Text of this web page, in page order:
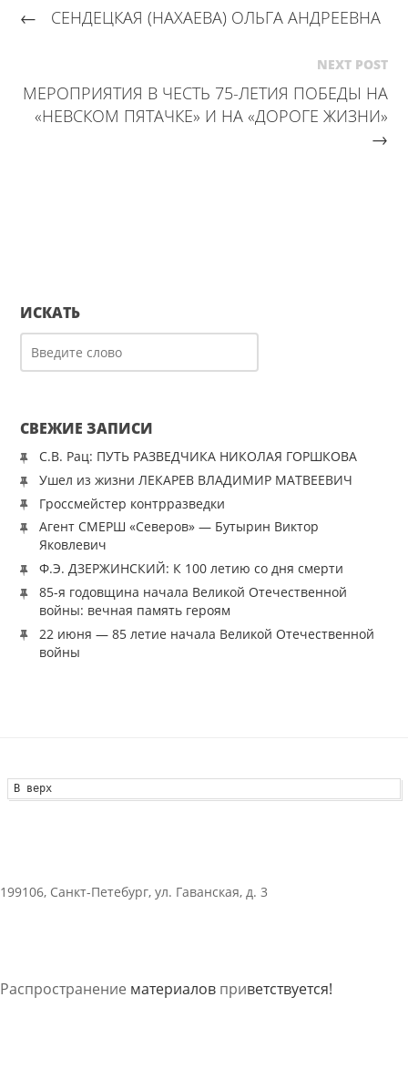
← СЕНДЕЦКАЯ (НАХАЕВА) ОЛЬГА АНДРЕЕВНА
NEXT POST
МЕРОПРИЯТИЯ В ЧЕСТЬ 75-ЛЕТИЯ ПОБЕДЫ НА
«НЕВСКОМ ПЯТАЧКЕ» И НА «ДОРОГЕ ЖИЗНИ»
→
ИСКАТЬ
СВЕЖИЕ ЗАПИСИ
С.В. Рац: ПУТЬ РАЗВЕДЧИКА НИКОЛАЯ ГОРШКОВА
Ушел из жизни ЛЕКАРЕВ ВЛАДИМИР МАТВЕЕВИЧ
Гроссмейстер контрразведки
Агент СМЕРШ «Северов» — Бутырин Виктор
Яковлевич
Ф.Э. ДЗЕРЖИНСКИЙ: К 100 летию со дня смерти
85-я годовщина начала Великой Отечественной
войны: вечная память героям
22 июня — 85 летие начала Великой Отечественной
войны
В верх
199106, Санкт-Петебург, ул. Гаванская, д. 3
Распространение материалов приветствуется!